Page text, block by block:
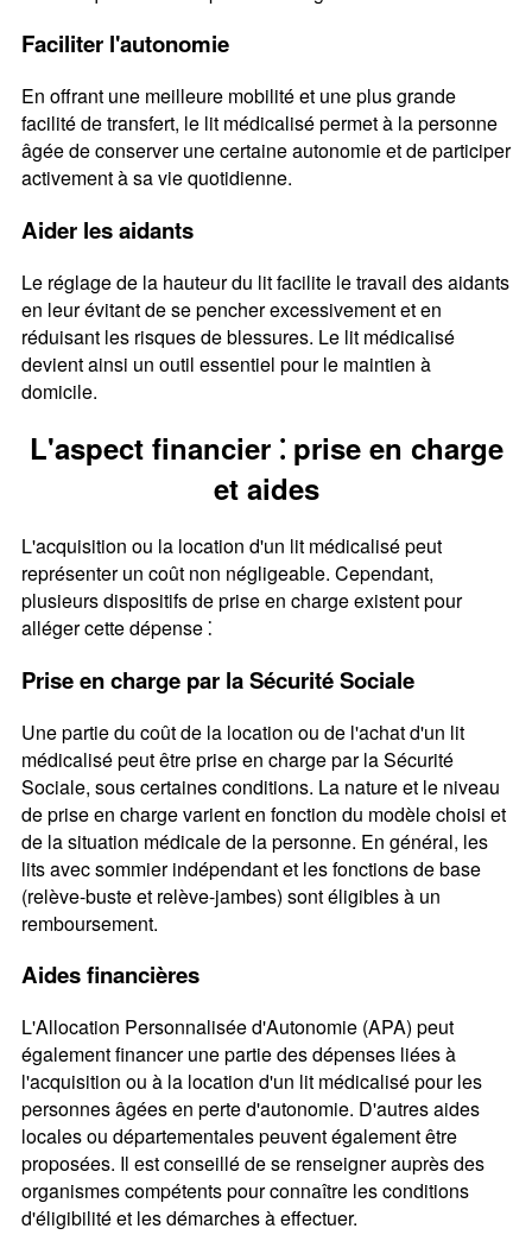
Faciliter l'autonomie
En offrant une meilleure mobilité et une plus grande
facilité de transfert, le lit médicalisé permet à la personne
âgée de conserver une certaine autonomie et de participer
activement à sa vie quotidienne.
Aider les aidants
Le réglage de la hauteur du lit facilite le travail des aidants
en leur évitant de se pencher excessivement et en
réduisant les risques de blessures. Le lit médicalisé
devient ainsi un outil essentiel pour le maintien à
domicile.
L'aspect financier ⁚ prise en charge
et aides
L'acquisition ou la location d'un lit médicalisé peut
représenter un coût non négligeable. Cependant,
plusieurs dispositifs de prise en charge existent pour
alléger cette dépense ⁚
Prise en charge par la Sécurité Sociale
Une partie du coût de la location ou de l'achat d'un lit
médicalisé peut être prise en charge par la Sécurité
Sociale, sous certaines conditions. La nature et le niveau
de prise en charge varient en fonction du modèle choisi et
de la situation médicale de la personne. En général, les
lits avec sommier indépendant et les fonctions de base
(relève-buste et relève-jambes) sont éligibles à un
remboursement.
Aides financières
L'Allocation Personnalisée d'Autonomie (APA) peut
également financer une partie des dépenses liées à
l'acquisition ou à la location d'un lit médicalisé pour les
personnes âgées en perte d'autonomie. D'autres aides
locales ou départementales peuvent également être
proposées. Il est conseillé de se renseigner auprès des
organismes compétents pour connaître les conditions
d'éligibilité et les démarches à effectuer.